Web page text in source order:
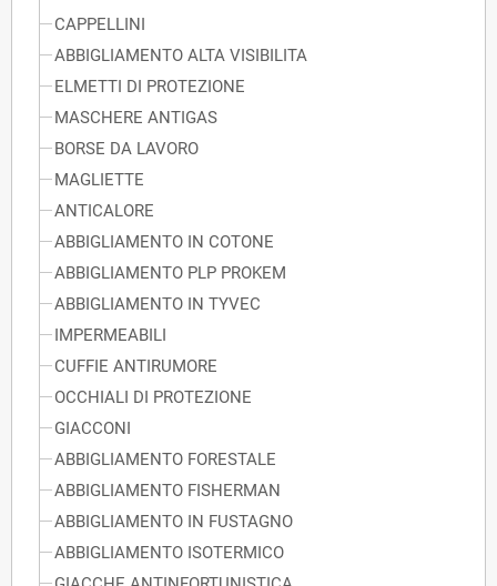
CAPPELLINI
ABBIGLIAMENTO ALTA VISIBILITA
ELMETTI DI PROTEZIONE
MASCHERE ANTIGAS
BORSE DA LAVORO
MAGLIETTE
ANTICALORE
ABBIGLIAMENTO IN COTONE
ABBIGLIAMENTO PLP PROKEM
ABBIGLIAMENTO IN TYVEC
IMPERMEABILI
CUFFIE ANTIRUMORE
OCCHIALI DI PROTEZIONE
GIACCONI
ABBIGLIAMENTO FORESTALE
ABBIGLIAMENTO FISHERMAN
ABBIGLIAMENTO IN FUSTAGNO
ABBIGLIAMENTO ISOTERMICO